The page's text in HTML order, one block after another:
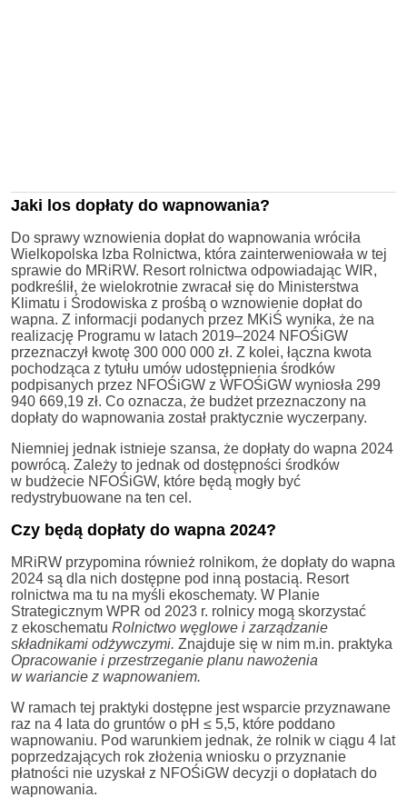
Jaki los dopłaty do wapnowania?
Do sprawy wznowienia dopłat do wapnowania wróciła
Wielkopolska Izba Rolnictwa, która zainterweniowała w tej
sprawie do MRiRW. Resort rolnictwa odpowiadając WIR,
podkreślił, że wielokrotnie zwracał się do Ministerstwa
Klimatu i Środowiska z prośbą o wznowienie dopłat do
wapna. Z informacji podanych przez MKiŚ wynika, że na
realizację Programu w latach 2019–2024 NFOŚiGW
przeznaczył kwotę 300 000 000 zł. Z kolei, łączna kwota
pochodząca z tytułu umów udostępnienia środków
podpisanych przez NFOŚiGW z WFOŚiGW wyniosła 299
940 669,19 zł. Co oznacza, że budżet przeznaczony na
dopłaty do wapnowania został praktycznie wyczerpany.
Niemniej jednak istnieje szansa, że dopłaty do wapna 2024
powrócą. Zależy to jednak od dostępności środków
w budżecie NFOŚiGW, które będą mogły być
redystrybuowane na ten cel.
Czy będą dopłaty do wapna 2024?
MRiRW przypomina również rolnikom, że dopłaty do wapna
2024 są dla nich dostępne pod inną postacią. Resort
rolnictwa ma tu na myśli ekoschematy. W Planie
Strategicznym WPR od 2023 r. rolnicy mogą skorzystać
z ekoschematu Rolnictwo węglowe i zarządzanie
składnikami odżywczymi. Znajduje się w nim m.in. praktyka
Opracowanie i przestrzeganie planu nawożenia
w wariancie z wapnowaniem.
W ramach tej praktyki dostępne jest wsparcie przyznawane
raz na 4 lata do gruntów o pH ≤ 5,5, które poddano
wapnowaniu. Pod warunkiem jednak, że rolnik w ciągu 4 lat
poprzedzających rok złożenia wniosku o przyznanie
płatności nie uzyskał z NFOŚiGW decyzji o dopłatach do
wapnowania.